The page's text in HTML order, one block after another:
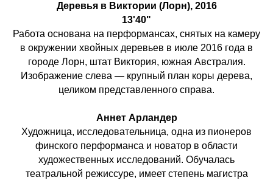
Деревья в Виктории (Лорн), 2016
13'40"
Работа основана на перформансах, снятых на камеру
в окружении хвойных деревьев в июле 2016 года в
городе Лорн, штат Виктория, южная Австралия.
Изображение слева — крупный план коры дерева,
целиком представленного справа.
Аннет Арландер
Художница, исследовательница, одна из пионеров
финского перформанса и новатор в области
художественных исследований. Обучалась
театральной режиссуре, имеет степень магистра